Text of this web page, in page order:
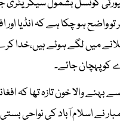
کونسل بشمول سیکریٹری
واضح ہو چکا ہے کہ انڈیا اور
میں لگے ہوئے ہیں،خدا
پہچان جائے۔
بہنے والا خون تازہ تھا کہ
نے اسلام آباد کی نواحی